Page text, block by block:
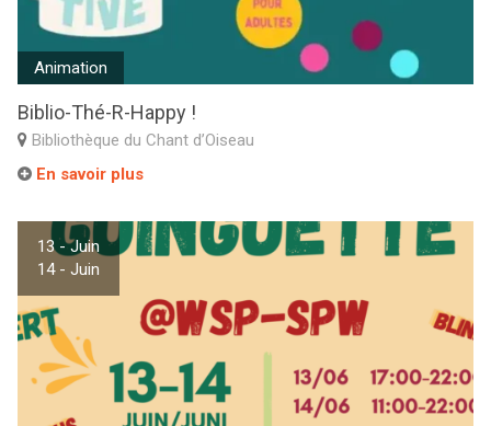
Animation
Biblio-Thé-R-Happy !
Bibliothèque du Chant d’Oiseau
En savoir plus
13 - Juin
14 - Juin